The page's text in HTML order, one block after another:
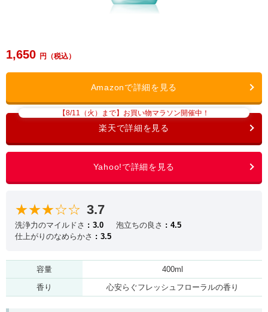
1,650
【8/11（火）まで】お買い物マラソン開催中！
★★★☆☆ 3.7
洗浄力のマイルドさ 3.0 泡立ちの良さ
4.5
仕上がりのなめらかさ
3.5
容量
400ml
香り
心安らぐフレッシュフローラルの香り